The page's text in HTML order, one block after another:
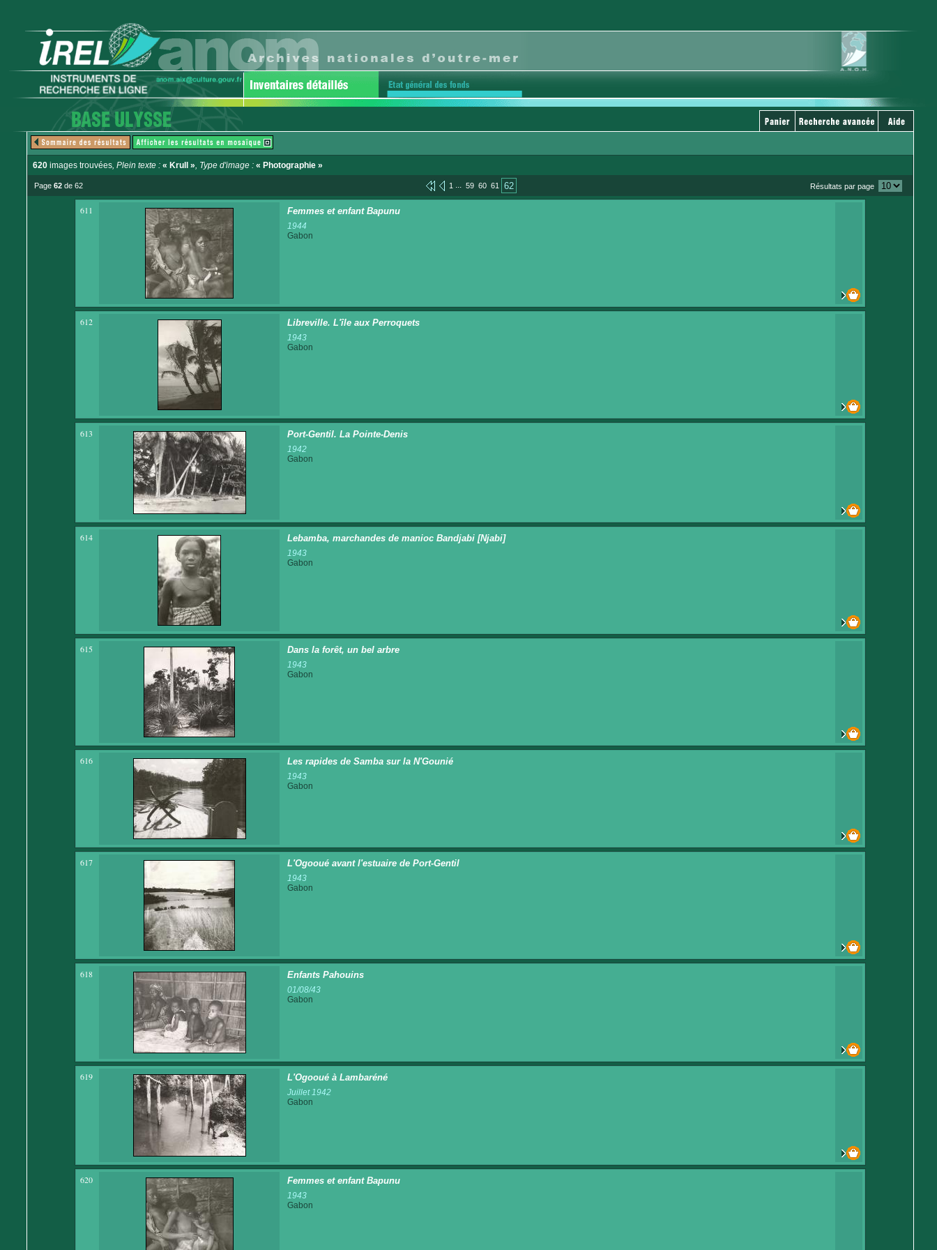
620 images trouvées, Plein texte : « Krull », Type d'image : « Photographie »
Page 62 de 62 1 ... 59 60 61 62 Résultats par page
611 Femmes et enfant Bapunu
1944
Gabon
612 Libreville. L'île aux Perroquets
1943
Gabon
613 Port-Gentil. La Pointe-Denis
1942
Gabon
614 Lebamba, marchandes de manioc Bandjabi [Njabi]
1943
Gabon
615 Dans la forêt, un bel arbre
1943
Gabon
616 Les rapides de Samba sur la N'Gounié
1943
Gabon
617 L'Ogooué avant l'estuaire de Port-Gentil
1943
Gabon
618 Enfants Pahouins
01/08/43
Gabon
619 L'Ogooué à Lambaréné
Juillet 1942
Gabon
620 Femmes et enfant Bapunu
1943
Gabon